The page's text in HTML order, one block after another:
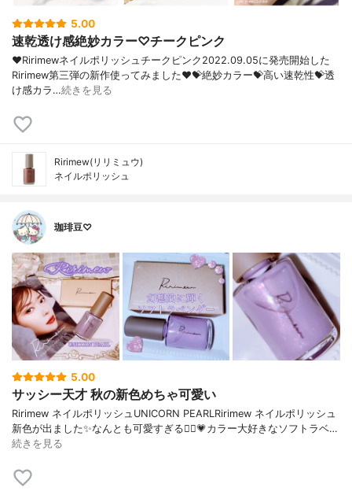
5.00
速乾透け感絶妙カラー♡チークピンク
❤︎Ririmewネイルポリッシュチークピンク2022.09.05に発売開始した
Ririmew第三弾の新作使ってみました❤️💝絶妙カラー💝高い速乾性💝透
け感カラ…続きを見る
Ririmew(リリミュウ)
ネイルポリッシュ
珈琲豆♡
5.00
サッシー天才 秋の新色めちゃ可愛い
Ririmew ネイルポリッシュUNICORN PEARLRirimew ネイルポリッシュ
新色が出ました✨なんとも可愛すぎる🤦‍♀️💗カラー大好きなソフトラベ…
続きを見る